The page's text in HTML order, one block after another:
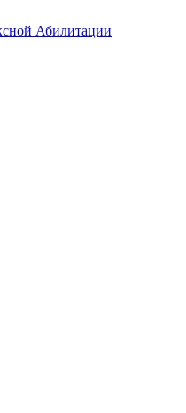
Абилитации